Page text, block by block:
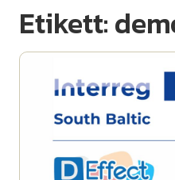
Etikett: